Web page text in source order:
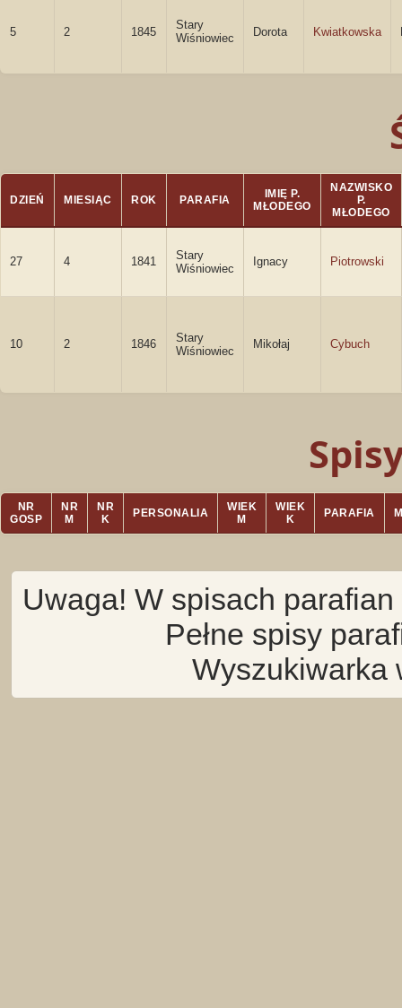
5 2 1845
Stary
Wiśniowiec
Dorota Kwiatkowska
DZIEŃ MIESIĄC ROK PARAFIA
IMIĘ P.
MŁODEGO
NAZWISKO
P.
MŁODEGO
27 4 1841
Stary
Wiśniowiec
Ignacy Piotrowski
10 2 1846
Stary
Wiśniowiec
Mikołaj Cybuch
NR
GOSP
NR
M
NR
K
PERSONALIA
WIEK
M
WIEK
K
PARAFIA
Uwaga! W spisach
Pełne spisy
Wyszukiwarka